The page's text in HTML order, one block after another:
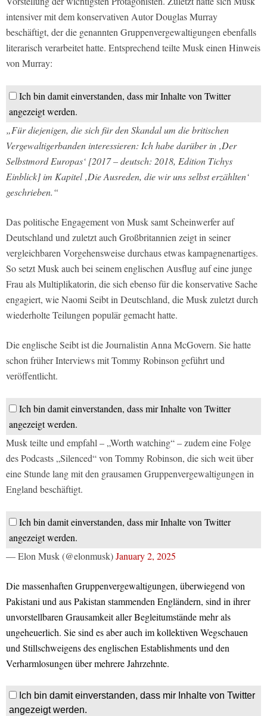
intensiver mit dem konservativen Autor Douglas Murray
beschäftigt, der die genannten Gruppenvergewaltigungen ebenfalls
literarisch verarbeitet hatte. Entsprechend teilte Musk einen Hinweis
von Murray:
Ich bin damit einverstanden, dass mir Inhalte von Twitter
angezeigt werden.
„Für diejenigen, die sich für den Skandal um die britischen
Vergewaltigerbanden interessieren: Ich habe darüber in ‚Der
Selbstmord Europas‘ [2017 – deutsch: 2018, Edition Tichys
Einblick] im Kapitel ‚Die Ausreden, die wir uns selbst erzählten‘
geschrieben.“
Das politische Engagement von Musk samt Scheinwerfer auf
Deutschland und zuletzt auch Großbritannien zeigt in seiner
vergleichbaren Vorgehensweise durchaus etwas kampagnenartiges.
So setzt Musk auch bei seinem englischen Ausflug auf eine junge
Frau als Multiplikatorin, die sich ebenso für die konservative Sache
engagiert, wie Naomi Seibt in Deutschland, die Musk zuletzt durch
wiederholte Teilungen populär gemacht hatte.
Die englische Seibt ist die Journalistin Anna McGovern. Sie hatte
schon früher Interviews mit Tommy Robinson geführt und
veröffentlicht.
Ich bin damit einverstanden, dass mir Inhalte von Twitter
angezeigt werden.
Musk teilte und empfahl – „Worth watching“ – zudem eine Folge
des Podcasts „Silenced“ von Tommy Robinson, die sich weit über
eine Stunde lang mit den grausamen Gruppenvergewaltigungen in
England beschäftigt.
Ich bin damit einverstanden, dass mir Inhalte von Twitter
angezeigt werden.
— Elon Musk (@elonmusk)January 2, 2025
Die massenhaften Gruppenvergewaltigungen, überwiegend von
Pakistani und aus Pakistan stammenden Engländern, sind in ihrer
unvorstellbaren Grausamkeit aller Begleitumstände mehr als
ungeheuerlich. Sie sind es aber auch im kollektiven Wegschauen
und Stillschweigens des englischen Establishments und den
Verharmlosungen über mehrere Jahrzehnte.
Ich bin damit einverstanden, dass mir Inhalte von Twitter
angezeigt werden.